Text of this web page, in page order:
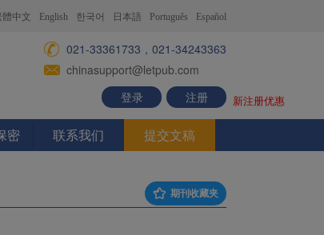
體中文 English 한국어 日本語 Português Español
021-33361733，021-34243363
chinasupport@letpub.com
登录
注册 新注册优惠
密 联系我们 提交文稿
期刊收藏夹